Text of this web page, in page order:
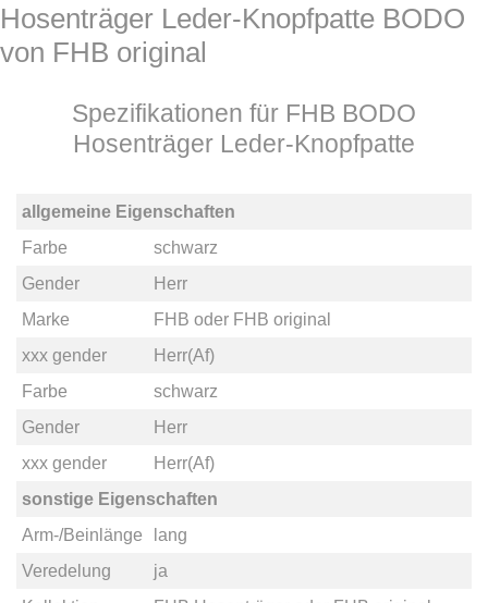
Hosenträger Leder-Knopfpatte BODO
von FHB original
Spezifikationen für FHB BODO
Hosenträger Leder-Knopfpatte
allgemeine Eigenschaften
Farbe
schwarz
Gender
Herr
Marke
FHB oder FHB original
xxx gender
Herr(Af)
Farbe
schwarz
Gender
Herr
xxx gender
Herr(Af)
sonstige Eigenschaften
Arm-/Beinlänge
lang
Veredelung
ja